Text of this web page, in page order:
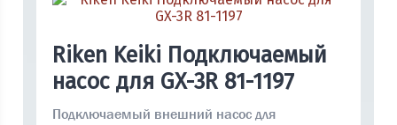
Riken Keiki Подключаемый
насос для GX-3R 81-1197
Подключаемый внешний насос для